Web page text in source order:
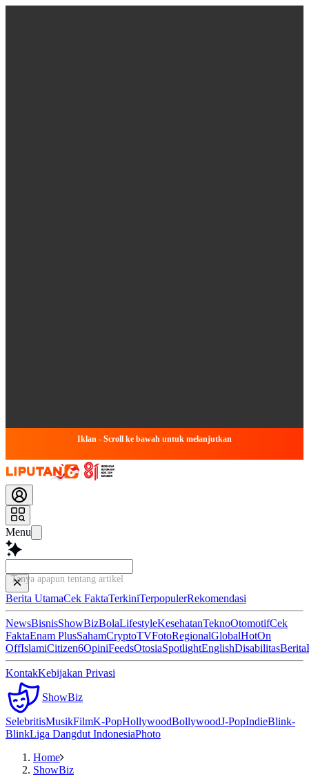
Iklan - Scroll ke bawah untuk melanjutkan
Menu
Tanya apapun tentang artikel ini...
Berita UtamaCek FaktaTerkiniTerpopulerRekomendasi
NewsBisnisShowBizBolaLifestyleKesehatanTeknoOtomotifCek
FaktaEnam PlusSahamCryptoTVFotoRegionalGlobalHotOn
OffIslamiCitizen6OpiniFeedsOtosiaSpotlightEnglishDisabilitasBerita
KontakKebijakan Privasi
ShowBiz
SelebritisMusikFilmK-PopHollywoodBollywoodJ-PopIndieBlink-
BlinkLiga Dangdut IndonesiaPhoto
Home
ShowBiz